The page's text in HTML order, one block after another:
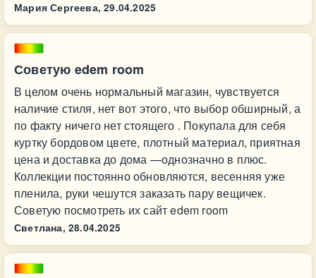
Мария Сергеева, 29.04.2025
Советую edem room
В целом очень нормальный магазин, чувствуется
наличие стиля, нет вот этого, что выбор обширный, а
по факту ничего нет стоящего . Покупала для себя
куртку бордовом цвете, плотный материал, приятная
цена и доставка до дома —однозначно в плюс.
Коллекции постоянно обновляются, весенняя уже
пленила, руки чешутся заказать пару вещичек.
Советую посмотреть их сайт edem room
Светлана, 28.04.2025